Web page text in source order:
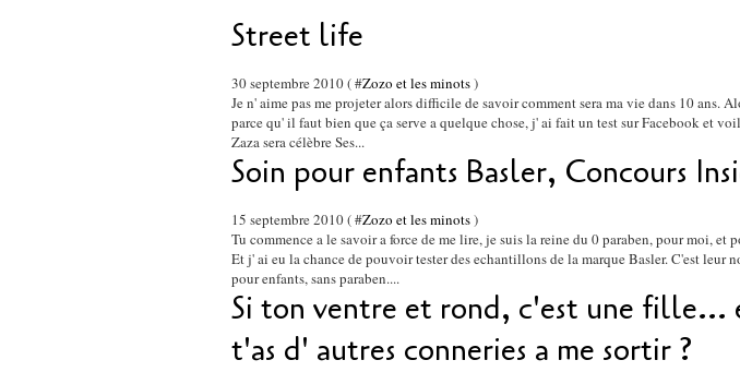
Street life
30 septembre 2010 ( #Zozo et les minots)
Je n' aime pas me projeter alors difficile de savoir comment sera ma vie dans 10 ans.
parce qu' il faut bien que ça serve a quelque chose, j' ai fait un test sur Facebook et
Zaza sera célèbre Ses...
Soin pour enfants Basler, Concours
15 septembre 2010 ( #Zozo et les minots)
Tu commence a le savoir a force de me lire, je suis la reine du 0 paraben, pour moi, et
Et j' ai eu la chance de pouvoir tester des echantillons de la marque Basler. C'est leur
pour enfants, sans paraben....
Si ton ventre et rond, c'est une fille...
t'as d' autres conneries a me sortir ?